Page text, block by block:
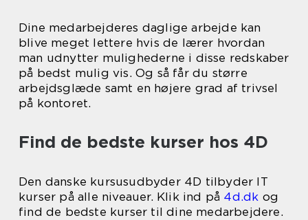
Dine medarbejderes daglige arbejde kan
blive meget lettere hvis de lærer hvordan
man udnytter mulighederne i disse redskaber
på bedst mulig vis. Og så får du større
arbejdsglæde samt en højere grad af trivsel
på kontoret.
Find de bedste kurser hos 4D
Den danske kursusudbyder 4D tilbyder IT
kurser på alle niveauer. Klik ind på 4d.dk og
find de bedste kurser til dine medarbejdere.